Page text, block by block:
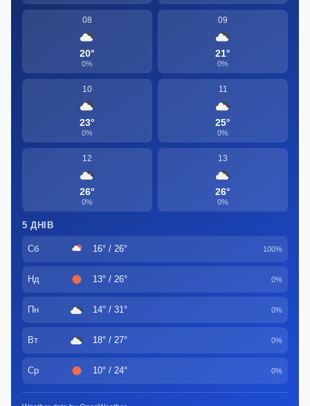
08
20°
0%
09
21°
0%
10
23°
0%
11
25°
0%
12
26°
0%
13
26°
0%
5 ДНІВ
Сб 16° / 26° 100%
Нд 13° / 26° 0%
Пн 14° / 31° 0%
Вт 18° / 27° 0%
Ср 10° / 24° 0%